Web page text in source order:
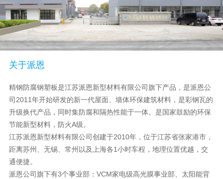
关于派恩
精钢防腐钢塑板是江苏派恩新型材料有限公司旗下产品，是派恩公
司2011年开始研发的新一代屋面、墙体环保建筑材料，是彩钢瓦的
升级换代产品，同时集防腐和隔热性能于一体。是国家鼓励的环保
节能新型材料，防火A级。
江苏派恩新型材料有限公司创建于2010年，位于江苏省张家港市，
距离苏州、无锡、常州以及上海各1小时车程，地理位置优越，交
通便捷。
派恩公司旗下有3个事业部：VCM家电级高光膜事业部、太阳能背